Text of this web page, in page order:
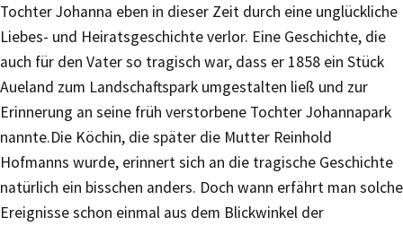
Tochter Johanna eben in dieser Zeit durch eine unglückliche
Liebes- und Heiratsgeschichte verlor. Eine Geschichte, die
auch für den Vater so tragisch war, dass er 1858 ein Stück
Aueland zum Landschaftspark umgestalten ließ und zur
Erinnerung an seine früh verstorbene Tochter Johannapark
nannte.Die Köchin, die später die Mutter Reinhold
Hofmanns wurde, erinnert sich an die tragische Geschichte
natürlich ein bisschen anders. Doch wann erfährt man solche
Ereignisse schon einmal aus dem Blickwinkel der